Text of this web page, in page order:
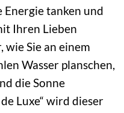
tanken und
Ihren Lieben
wie Sie an einem
Wasser planschen,
die Sonne
Luxe“ wird dieser